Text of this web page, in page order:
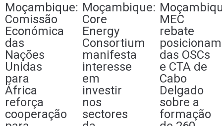
Moçambique:
Comissão
Económica
das
Nações
Unidas
para
África
reforça
cooperação
Moçambique:
Core
Energy
Consortium
manifesta
interesse
em
investir
nos
sectores
MEC
rebate
das OSCs
e CTA de
Cabo
Delgado
sobre a
formação